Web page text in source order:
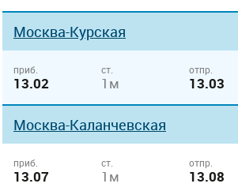
Москва-Курская
приб.
13.02
ст.
1м
отпр.
13.03
Москва-Каланчевская
приб.
13.07
ст.
1м
отпр.
13.08